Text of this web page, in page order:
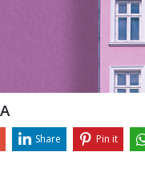
Share Pin it